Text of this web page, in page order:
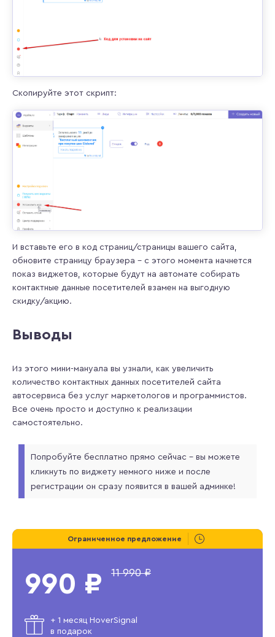
Скопируйте этот скрипт:
И вставьте его в код страниц/страницы вашего сайта,
обновите страницу браузера – с этого момента начнется
показ виджетов, которые будут на автомате собирать
контактные данные посетителей взамен на выгодную
скидку/акцию.
Выводы
Из этого мини-мануала вы узнали, как увеличить
количество контактных данных посетителей сайта
автосервиса без услуг маркетологов и программистов.
Все очень просто и доступно к реализации
самостоятельно.
Попробуйте бесплатно прямо сейчас – вы можете
кликнуть по виджету немного ниже и после
регистрации он сразу появится в вашей админке!
Ограниченное предложение
990 ₽ 11 990 ₽
+ 1 месяц HoverSignal
в подарок